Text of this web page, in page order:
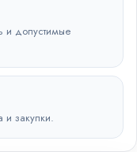
и допустимые
и закупки.